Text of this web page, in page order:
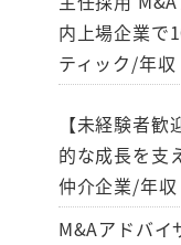
内上場企業で
ティック/年
【未経験者
的な成長を支
仲介企業/年
M&Aアドバイ